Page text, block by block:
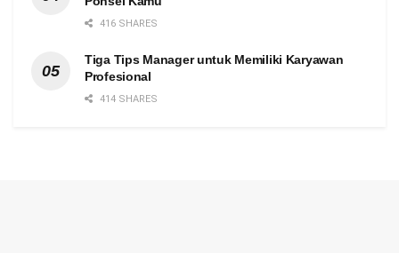
416 SHARES
Tiga Tips Manager untuk Memiliki Karyawan
Profesional
414 SHARES